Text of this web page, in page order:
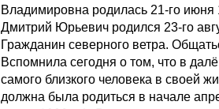
Владимировна родилась 21-го июня
Дмитрий Юрьевич родился 23-го
Гражданин северного ветра.
Вспомнила сегодня о том, что в
самого близкого человека в своей
должна была родиться в начале